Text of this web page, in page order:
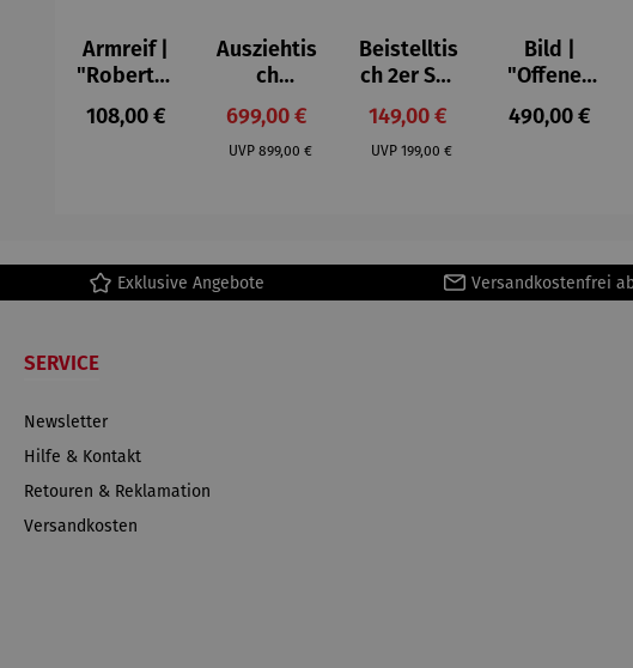
Armreif |
"Roberta"
– Anna
Mütz
Regulärer Preis:
108,00 €
Ausziehtis
ch
Aluminium
– Valor
Verkaufspreis:
699,00 €
UVP Regulärer Preis:
899,00 €
Beistelltis
ch 2er Set
– Dalias
Verkaufspreis:
149,00 €
UVP Regulärer Preis:
199,00 €
Bild |
"Offenes
Fenster in
Collioure"
Regulärer
490,00 €
Exklusive Angebote Versandkostenfrei
SERVICE
Newsletter
Hilfe & Kontakt
Retouren & Reklamation
Versandkosten